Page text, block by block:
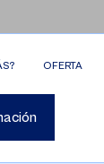
OFERTA DE